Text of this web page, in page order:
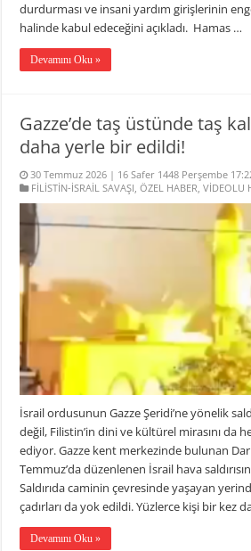
durdurması ve insani yardım girişlerinin
halinde kabul edeceğini açıkladı. Hamas …
Devamını Oku »
Gazze’de taş üstünde taş
daha yerle bir edildi!
30 Temmuz 2026 | 16 Safer 1448 Perşembe
FİLİSTİN-İSRAİL SAVAŞI,ÖZEL HABER,VİDEOLU
İsrail ordusunun Gazze Şeridi’ne yönelik
değil, Filistin’in dini ve kültürel mirasını da
ediyor. Gazze kent merkezinde bulunan
Temmuz’da düzenlenen İsrail hava
Saldırıda caminin çevresinde yaşayan
çadırları da yok edildi. Yüzlerce kişi bir kez
Devamını Oku »